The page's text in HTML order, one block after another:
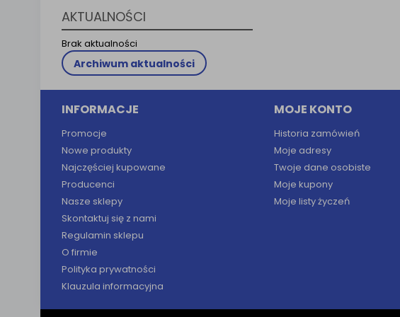
AKTUALNOŚCI
Brak aktualności
Archiwum aktualności
INFORMACJE
Promocje
Nowe produkty
Najczęściej kupowane
Producenci
Nasze sklepy
Skontaktuj się z nami
Regulamin sklepu
O firmie
Polityka prywatności
Klauzula informacyjna
MOJE KONTO
Historia zamówień
Moje adresy
Twoje dane osobiste
Moje kupony
Moje listy życzeń